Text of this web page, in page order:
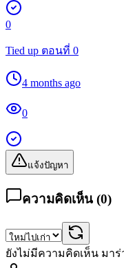
0
Tied up ตอนที่ 0
4 months ago
0
แจ้งปัญหา
ความคิดเห็น (0)
ยังไม่มีความคิดเห็น มา